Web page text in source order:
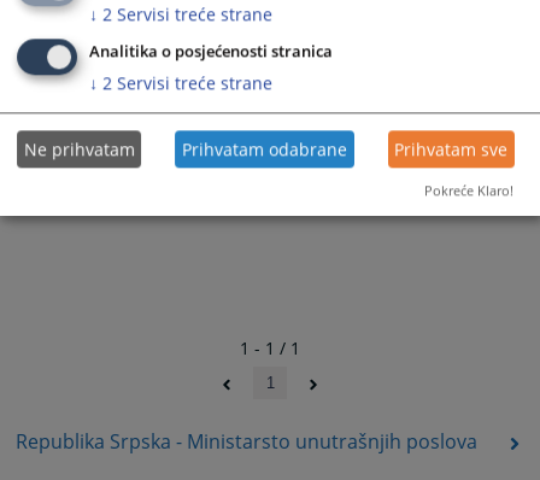
Republika Srpska - Ministarsto unutrašnjih poslova
1 - 1 / 1
1
↓ 2 Servisi treće strane
Analitika o posjećenosti stranica
↓ 2 Servisi treće strane
Ne prihvatam Prihvatam odabrane Prihvatam sve
Pokreće Klaro!